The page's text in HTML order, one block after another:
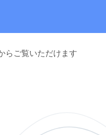
らご覧いただけます